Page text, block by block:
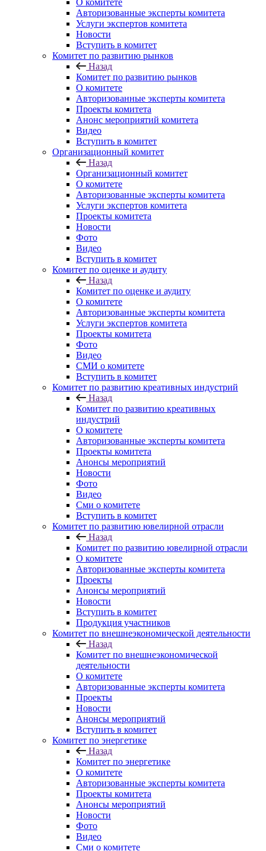
О комитете
Авторизованные эксперты комитета
Услуги экспертов комитета
Новости
Вступить в комитет
Комитет по развитию рынков
Назад
Комитет по развитию рынков
О комитете
Авторизованные эксперты комитета
Проекты комитета
Анонс мероприятий комитета
Видео
Вступить в комитет
Организационный комитет
Назад
Организационный комитет
О комитете
Авторизованные эксперты комитета
Услуги экспертов комитета
Проекты комитета
Новости
Фото
Видео
Вступить в комитет
Комитет по оценке и аудиту
Назад
Комитет по оценке и аудиту
О комитете
Авторизованные эксперты комитета
Услуги экспертов комитета
Проекты комитета
Фото
Видео
СМИ о комитете
Вступить в комитет
Комитет по развитию креативных индустрий
Назад
Комитет по развитию креативных
индустрий
О комитете
Авторизованные эксперты комитета
Проекты комитета
Анонсы мероприятий
Новости
Фото
Видео
Сми о комитете
Вступить в комитет
Комитет по развитию ювелирной отрасли
Назад
Комитет по развитию ювелирной отрасли
О комитете
Авторизованные эксперты комитета
Проекты
Анонсы мероприятий
Новости
Вступить в комитет
Продукция участников
Комитет по внешнеэкономической деятельности
Назад
Комитет по внешнеэкономической
деятельности
О комитете
Авторизованные эксперты комитета
Проекты
Новости
Анонсы мероприятий
Вступить в комитет
Комитет по энергетике
Назад
Комитет по энергетике
О комитете
Авторизованные эксперты комитета
Проекты комитета
Анонсы мероприятий
Новости
Фото
Видео
Сми о комитете